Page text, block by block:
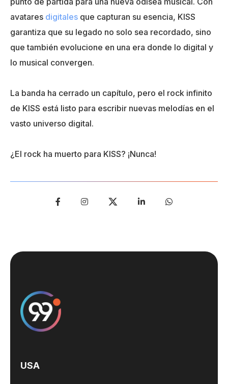
avatares digitales que capturan su esencia, KISS
garantiza que su legado no solo sea recordado, sino
que también evolucione en una era donde lo digital y
lo musical convergen.
La banda ha cerrado un capítulo, pero el rock infinito
de KISS está listo para escribir nuevas melodías en el
vasto universo digital.
¿El rock ha muerto para KISS? ¡Nunca!
USA